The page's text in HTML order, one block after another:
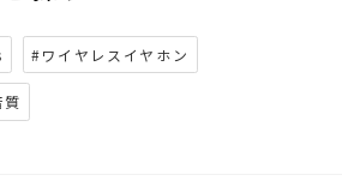
#ワイヤレスイヤホン